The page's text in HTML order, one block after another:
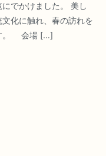
でかけました。 美し
化に触れ、春の訪れを
す。 会場 […]